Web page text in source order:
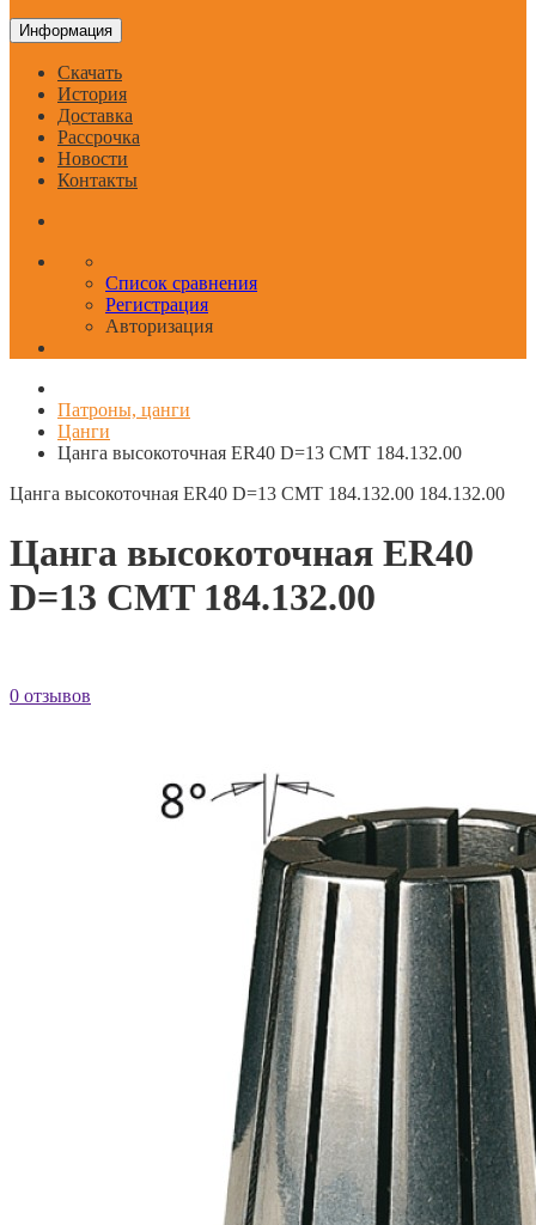
Информация
Скачать
История
Доставка
Рассрочка
Новости
Контакты
Список сравнения
Регистрация
Авторизация
Патроны, цанги
Цанги
Цанга высокоточная ER40 D=13 CMT 184.132.00
Цанга высокоточная ER40 D=13 CMT 184.132.00 184.132.00
Цанга высокоточная ER40
D=13 CMT 184.132.00
0 отзывов